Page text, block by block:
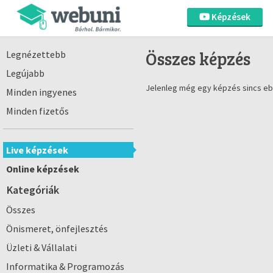
Képzések
Legnézettebb
Legújabb
Minden ingyenes
Minden fizetős
Live képzések
Online képzések
Kategóriák
Összes
Önismeret, önfejlesztés
Üzleti & Vállalati
Informatika & Programozás
Összes képzés
Jelenleg még egy képzés sincs